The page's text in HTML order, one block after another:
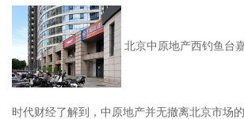
北京中原地产西钓鱼台
时代财经了解到，中原地产并无撤离北京市场